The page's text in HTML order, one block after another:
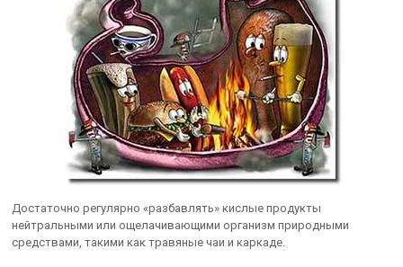
Достаточно регулярно «разбавлять» кислые продукты
нейтральными или ощелачивающими организм природными
средствами, такими как травяные чаи и каркаде.